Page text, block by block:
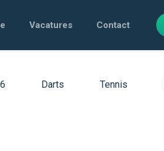
Vacatures Contact
Darts Tennis